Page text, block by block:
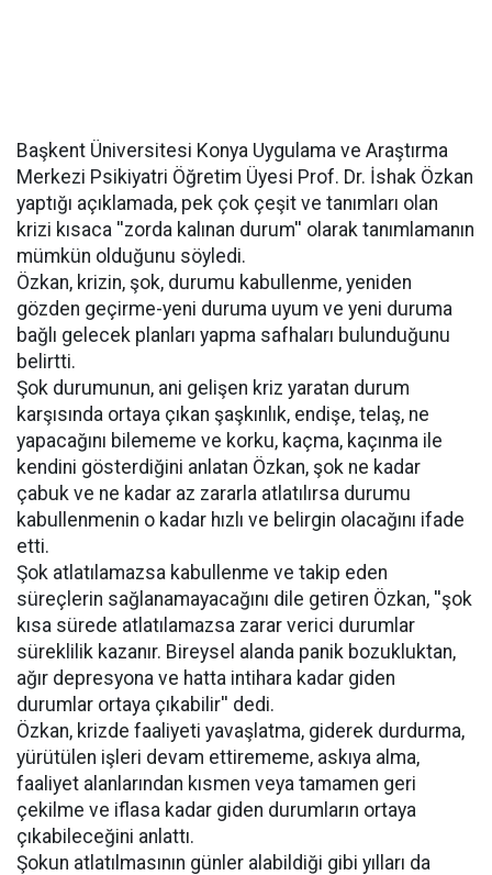
Başkent Üniversitesi Konya Uygulama ve Araştırma
Merkezi Psikiyatri Öğretim Üyesi Prof. Dr. İshak Özkan
yaptığı açıklamada, pek çok çeşit ve tanımları olan
krizi kısaca ''zorda kalınan durum'' olarak tanımlamanın
mümkün olduğunu söyledi.
Özkan, krizin, şok, durumu kabullenme, yeniden
gözden geçirme-yeni duruma uyum ve yeni duruma
bağlı gelecek planları yapma safhaları bulunduğunu
belirtti.
Şok durumunun, ani gelişen kriz yaratan durum
karşısında ortaya çıkan şaşkınlık, endişe, telaş, ne
yapacağını bilememe ve korku, kaçma, kaçınma ile
kendini gösterdiğini anlatan Özkan, şok ne kadar
çabuk ve ne kadar az zararla atlatılırsa durumu
kabullenmenin o kadar hızlı ve belirgin olacağını ifade
etti.
Şok atlatılamazsa kabullenme ve takip eden
süreçlerin sağlanamayacağını dile getiren Özkan, ''şok
kısa sürede atlatılamazsa zarar verici durumlar
süreklilik kazanır. Bireysel alanda panik bozukluktan,
ağır depresyona ve hatta intihara kadar giden
durumlar ortaya çıkabilir'' dedi.
Özkan, krizde faaliyeti yavaşlatma, giderek durdurma,
yürütülen işleri devam ettirememe, askıya alma,
faaliyet alanlarından kısmen veya tamamen geri
çekilme ve iflasa kadar giden durumların ortaya
çıkabileceğini anlattı.
Şokun atlatılmasının günler alabildiği gibi yılları da